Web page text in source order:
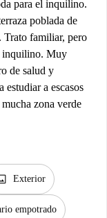
para el inquilino.
poblada de
Trato familiar, pero
inquilino. Muy
de salud y
a escasos
zona verde
Exterior
empotrado